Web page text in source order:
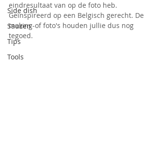
Side dish
Sauzen
Tips
Tools
eindresultaat van op de foto heb.
Geïnspireerd op een Belgisch gerecht. De
making-of foto's houden jullie dus nog
tegoed.